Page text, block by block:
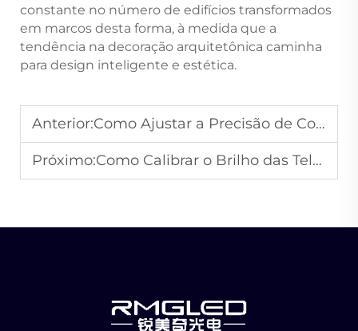
constante no número de edifícios transformados
em marcos desta forma, à medida que a
tendência na decoração arquitetônica caminha
para design inteligente e estética.
Anterior:Como Ajustar a Precisão de Cor das Telas de Display LED para Uso Profissional?
Próximo:Como Calibrar o Brilho das Telas de Display LED para uma Experiência de Visualização Consistente?